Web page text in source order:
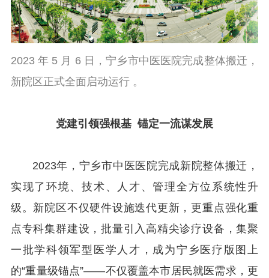
2023 年 5 月 6 日，宁乡市中医医院完成整体搬迁，
新院区正式全面启动运行 。
党建引领强根基 锚定一流谋发展
2023年，宁乡市中医医院完成新院整体搬迁，
实现了环境、技术、人才、管理全方位系统性升
级。新院区不仅硬件设施迭代更新，更重点强化重
点专科集群建设，批量引入高精尖诊疗设备，集聚
一批学科领军型医学人才，成为宁乡医疗版图上
的“重量级锚点”——不仅覆盖本市居民就医需求，更